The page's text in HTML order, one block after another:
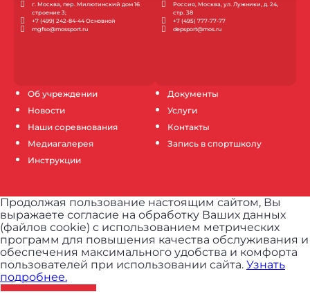
Об учреждении
Новости
Наши соревнования
Медиагалерея
Инструкции
Документы
Услуги
Контакты
Запись в спортшколу
г. Москва, пер. Милютинский дом 16
строение 3;
+7 (499) 242-84-44 Основной
mgfso@mossport.ru
Россия, Москва, ул. Лужники, д. 24,
стр. 38
+7 (495) 777-77-77
depsport@mos.ru
Продолжая пользование настоящим сайтом, Вы
выражаете согласие на обработку Ваших данных
(файлов cookie) с использованием метрических
программ для повышения качества обслуживания и
обеспечения максимального удобства и комфорта
пользователей при использовании сайта. Узнать
подробнее.